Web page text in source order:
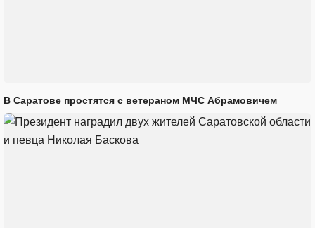
В Саратове простятся с ветераном МЧС Абрамовичем